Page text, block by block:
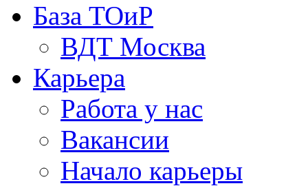
База ТОиР
ВДТ Москва
Карьера
Работа у нас
Вакансии
Начало карьеры